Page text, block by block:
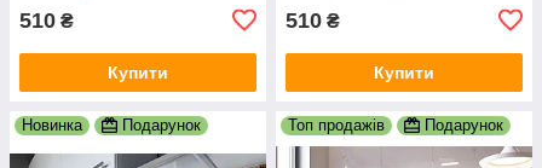
510 ₴
Купити
510 ₴
Купити
Новинка Подарунок Топ продажів Подарунок